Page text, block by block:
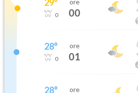
29°
0 00
28°
0
ore
01
28° ore